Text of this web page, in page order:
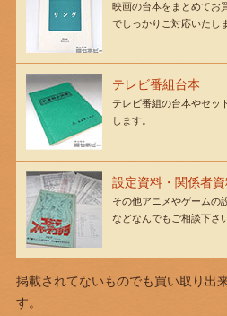
映画の台本をまとめてお
でしっかりご対応いたし
テレビ番組台本
テレビ番組の台本やセッ
します。
設定資料・関係者
その他アニメやゲームの
などなんでもご相談下さ
掲載されてないものでも買い取り出
す。